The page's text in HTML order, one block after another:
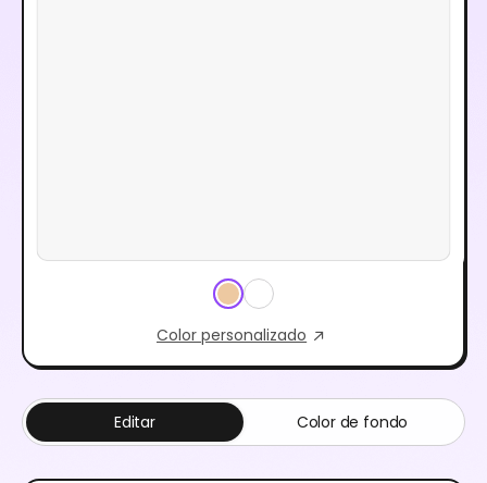
Color personalizado
Editar Color de fondo